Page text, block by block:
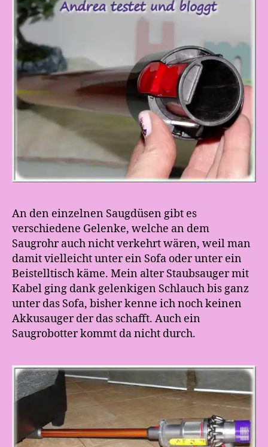
An den einzelnen Saugdüsen gibt es
verschiedene Gelenke, welche an dem
Saugrohr auch nicht verkehrt wären, weil man
damit vielleicht unter ein Sofa oder unter ein
Beistelltisch käme. Mein alter Staubsauger mit
Kabel ging dank gelenkigen Schlauch bis ganz
unter das Sofa, bisher kenne ich noch keinen
Akkusauger der das schafft. Auch ein
Saugrobotter kommt da nicht durch.